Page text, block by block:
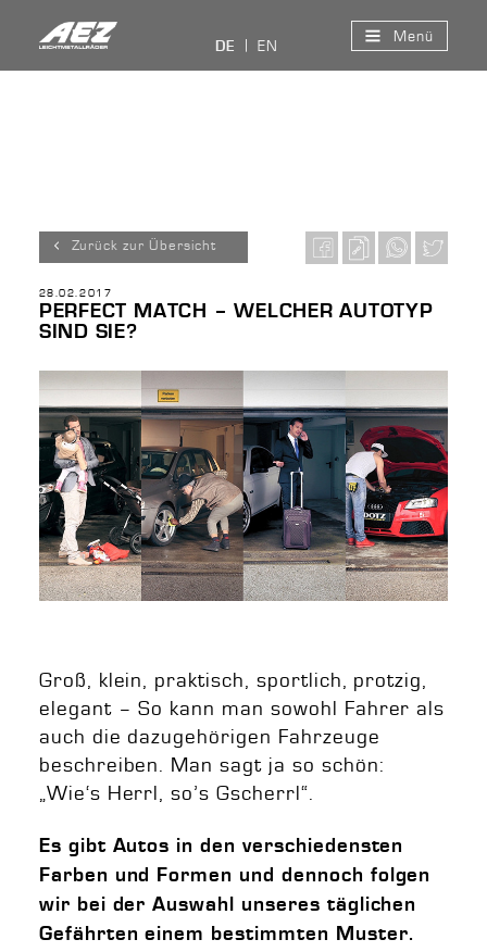
DE EN
Menü
Zurück zur Übersicht
28.02.2017
PERFECT MATCH – WELCHER AUTOTYP
SIND SIE?
Groß, klein, praktisch, sportlich, protzig,
elegant – So kann man sowohl Fahrer als
auch die dazugehörigen Fahrzeuge
beschreiben. Man sagt ja so schön:
„Wie‘s Herrl, so’s Gscherrl“.
Es gibt Autos in den verschiedensten
Farben und Formen und dennoch folgen
wir bei der Auswahl unseres täglichen
Gefährten einem bestimmten Muster.